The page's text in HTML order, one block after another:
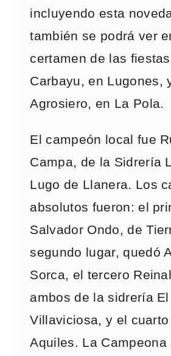
incluyendo esta
también se podrá ver
certamen de las
Carbayu, en Lugones,
Agrosiero, en La Pola.
El campeón local fue
Campa, de la Sidrería
Lugo de Llanera. Los
absolutos fueron: el
Salvador Ondo, de
segundo lugar, quedó
Sorca, el tercero
ambos de la sidrería
Villaviciosa, y el
Aquiles. La Campeona